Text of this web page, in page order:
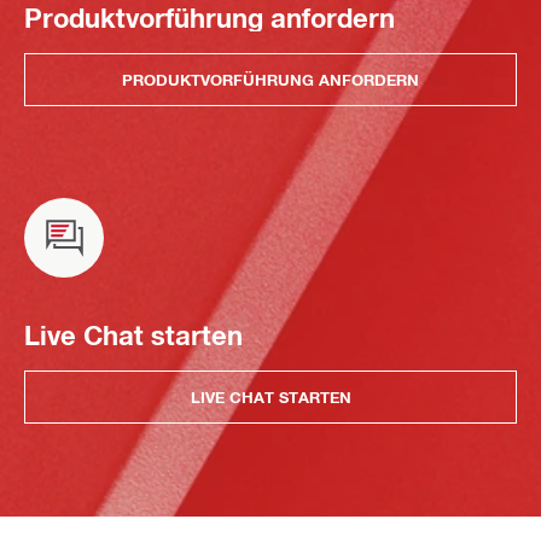
Produktvorführung anfordern
PRODUKTVORFÜHRUNG ANFORDERN
Live Chat starten
LIVE CHAT STARTEN